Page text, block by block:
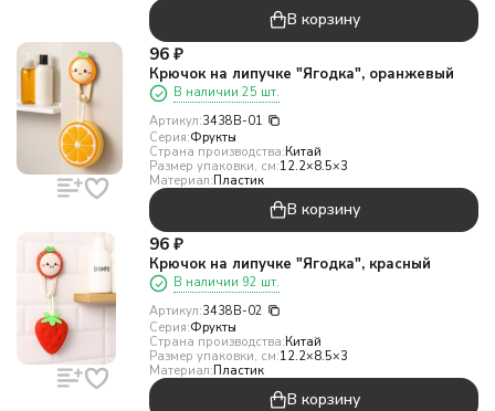
В корзину
96 ₽
Крючок на липучке "Ягодка", оранжевый
В наличии 25 шт.
Артикул:3438B-01
Серия:Фрукты
Страна производства:Китай
Размер упаковки, см:12.2×8.5×3
Материал:Пластик
В корзину
96 ₽
Крючок на липучке "Ягодка", красный
В наличии 92 шт.
Артикул:3438B-02
Серия:Фрукты
Страна производства:Китай
Размер упаковки, см:12.2×8.5×3
Материал:Пластик
В корзину